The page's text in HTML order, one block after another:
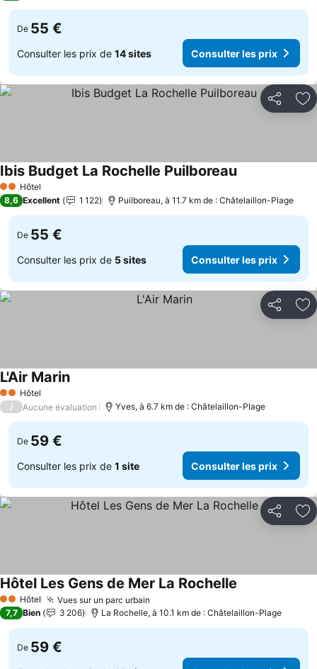
De 55 €
Consulter les prix de 14 sites Consulter les prix
Partager
2 Étoiles
Hôtel
Ibis Budget La Rochelle Puilboreau
8,6 Excellent 1 122 Puilboreau, à 11.7 km de : Châtelaillon-Plage
De 55 €
Consulter les prix de 5 sites Consulter les prix
Partager
2 Étoiles
Hôtel
L'Air Marin
/ Aucune évaluation Yves, à 6.7 km de : Châtelaillon-Plage
De 59 €
Consulter les prix de 1 site Consulter les prix
Partager
2 Étoiles
Hôtel Vues sur un parc urbain
Hôtel Les Gens de Mer La Rochelle
7,7 Bien 3 206 La Rochelle, à 10.1 km de : Châtelaillon-Plage
De 59 €